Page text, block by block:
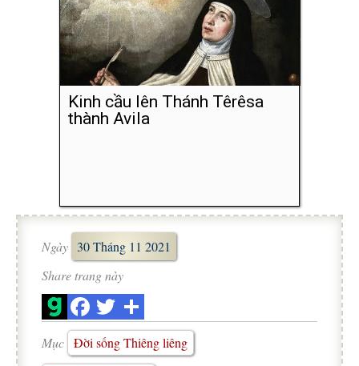
Kinh cầu lên Thánh Têrêsa
thành Avila
Ngày 30 Tháng 11 2021
Share trang này
Mục Đời sống Thiêng liêng